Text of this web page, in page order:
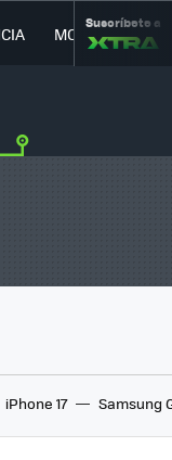
MOVILIDAD
Suscríbete a
iPhone 17 Samsung